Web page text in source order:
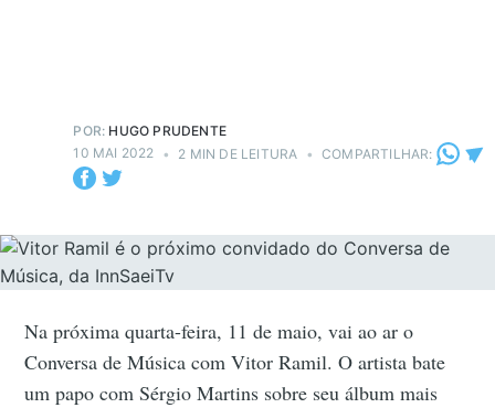
POR: HUGO PRUDENTE
10 MAI 2022 • 2 MIN DE LEITURA • COMPARTILHAR:
Na próxima quarta-feira, 11 de maio, vai ao ar o
Conversa de Música com Vitor Ramil. O artista bate
um papo com Sérgio Martins sobre seu álbum mais